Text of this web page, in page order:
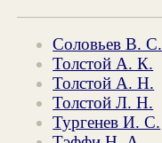
Соловьев В. С.
Толстой А. К.
Толстой А. Н.
Толстой Л. Н.
Тургенев И. С.